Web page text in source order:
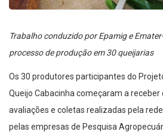
Trabalho conduzido por Epamig e
processo de produção em 30 queijarias
Os 30 produtores participantes do
Queijo Cabacinha começaram a receber
avaliações e coletas realizadas pela
pelas empresas de Pesquisa